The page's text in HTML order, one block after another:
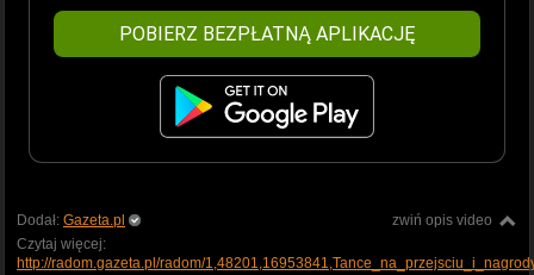
POBIERZ BEZPŁATNĄ APLIKACJĘ
zwiń opis video
Dodał: Gazeta.pl
Czytaj więcej:
http://radom.gazeta.pl/radom/